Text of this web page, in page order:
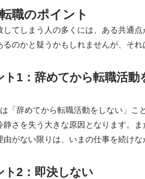
職のポイント
してしまう人の多くには、ある共通
るのかと疑うかもしれませんが、そ
ト1：辞めてから転職活動
「辞めてから転職活動をしない」
静さを失う大きな原因となります。
由がない限りは、いまの仕事を続け
ト2：即決しない